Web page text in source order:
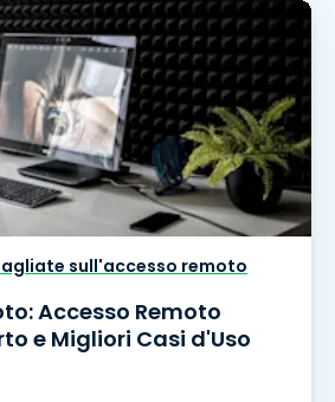
sull'accesso remoto
Accesso Remoto
e Migliori Casi d'Uso